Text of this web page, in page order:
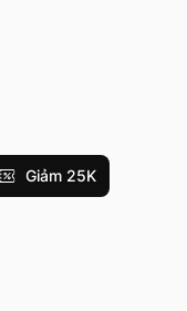
Giảm 25K